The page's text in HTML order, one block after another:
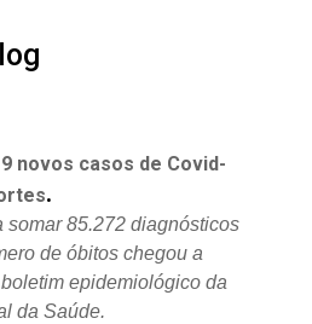
novos casos de Covid-
.
somar 85.272 diagnósticos
de óbitos chegou a
epidemiológico da
da Saúde.